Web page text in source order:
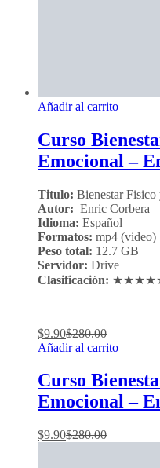
Añadir al carrito
Curso
Emocional –
Titulo: Bienestar
Autor: Enric Corbera
Idioma: Español
Formatos: mp4 (video)
Peso total: 12.7 GB
Servidor: Drive
Clasificación:
$9.90$280.00
Añadir al carrito
Curso
Emocional –
$9.90$280.00